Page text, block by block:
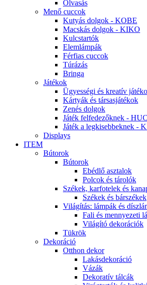
Olvasás
Menő cuccok
Kutyás dolgok - KOBE
Macskás dolgok - KIKO
Kulcstartók
Elemlámpák
Férfias cuccok
Túrázás
Bringa
Játékok
Ügyességi és kreatív
Kártyák és társasjátékok
Zenés dolgok
Játék felfedezőknek -
Játék a legkisebbeknek -
Displays
ITEM
Bútorok
Bútorok
Ebédlő asztalok
Polcok és tárolók
Székek, karfotelek és
Székek és bárszékek
Világítás: lámpák és
Fali és mennyezeti
Világító dekorációk
Tükrök
Dekoráció
Otthon dekor
Lakásdekoráció
Vázák
Dekoratív tálcák